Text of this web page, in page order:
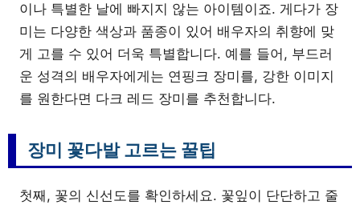
이나 특별한 날에 빠지지 않는 아이템이죠. 게다가 장
미는 다양한 색상과 품종이 있어 배우자의 취향에 맞
게 고를 수 있어 더욱 특별합니다. 예를 들어, 부드러
운 성격의 배우자에게는 연핑크 장미를, 강한 이미지
를 원한다면 다크 레드 장미를 추천합니다.
장미 꽃다발 고르는 꿀팁
첫째, 꽃의 신선도를 확인하세요. 꽃잎이 단단하고 줄